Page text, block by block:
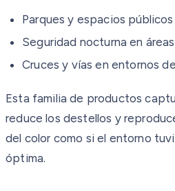
Parques y espacios
Seguridad nocturna en
Cruces y vías en entornos
Esta familia de productos
reduce los destellos y
del color como si el entorno
óptima.